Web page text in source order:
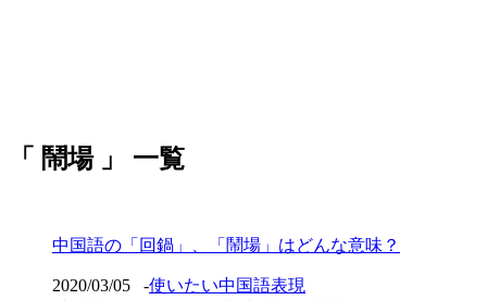
「 鬧場 」 一覧
中国語の「回鍋」、「鬧場」はどんな意味？
2020/03/05 -使いたい中国語表現